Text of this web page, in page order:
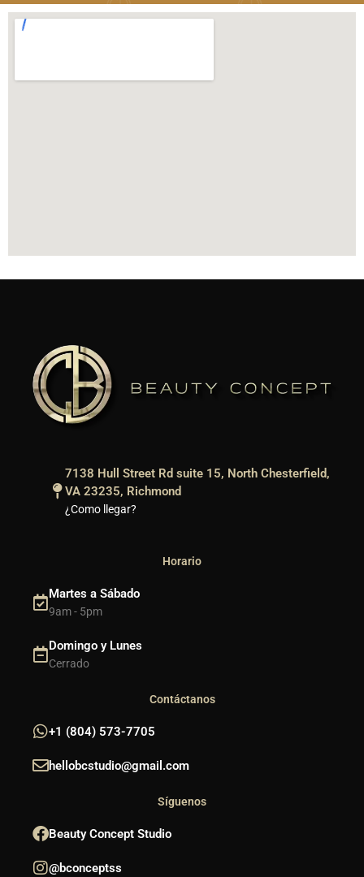
7138 Hull Street Rd suite 15, North Chesterfield,
VA 23235, Richmond
¿Como llegar?
Horario
Martes a Sábado
9am - 5pm
Domingo y Lunes
Cerrado
Contáctanos
+1 (804) 573-7705
hellobcstudio@gmail.com
Síguenos
Beauty Concept Studio
@bconceptss